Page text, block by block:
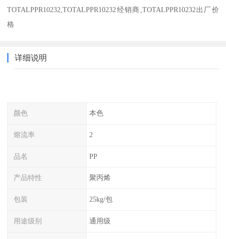
TOTALPPR10232,TOTALPPR10232经销商,TOTALPPR10232出厂价
格
详细说明
颜色 本色
熔流率 2
品名 PP
产品特性 聚丙烯
包装 25kg/包
用途级别 通用级